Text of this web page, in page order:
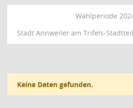
Wahlperiode
Stadt Annweiler am Trifels-
Keine Daten gefunden.